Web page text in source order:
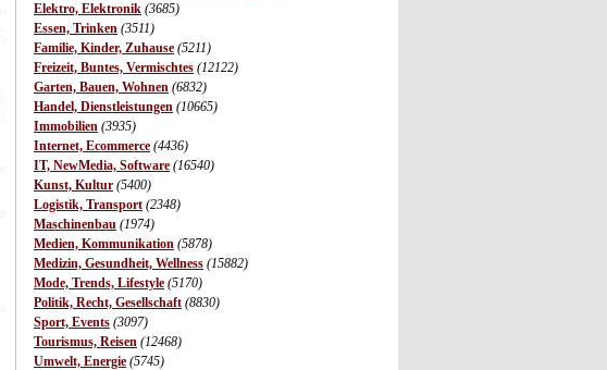
Elektro, Elektronik (3685)
Essen, Trinken (3511)
Familie, Kinder, Zuhause (5211)
Freizeit, Buntes, Vermischtes (12122)
Garten, Bauen, Wohnen (6832)
Handel, Dienstleistungen (10665)
Immobilien (3935)
Internet, Ecommerce (4436)
IT, NewMedia, Software (16540)
Kunst, Kultur (5400)
Logistik, Transport (2348)
Maschinenbau (1974)
Medien, Kommunikation (5878)
Medizin, Gesundheit, Wellness (15882)
Mode, Trends, Lifestyle (5170)
Politik, Recht, Gesellschaft (8830)
Sport, Events (3097)
Tourismus, Reisen (12468)
Umwelt, Energie (5745)